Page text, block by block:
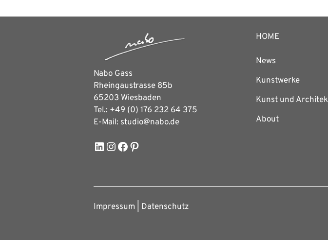
Nabo Gass
Rheingaustrasse 85b
65203 Wiesbaden
Tel.: +49 (0) 176 232 64 375
E-Mail: studio@nabo.de
LinkedIn
Instagram
Facebook
Pinterest
HOME
News
Kunstwerke
Kunst und
About
Impressum Datenschutz